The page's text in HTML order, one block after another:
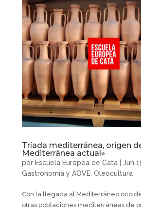
Tríada mediterránea, origen
Mediterránea actual»
por Escuela Europea de Cata| Jun
Gastronomía y AOVE, Oleocultura
Con la llegada al Mediterráneo
otras poblaciones mediterráneas de